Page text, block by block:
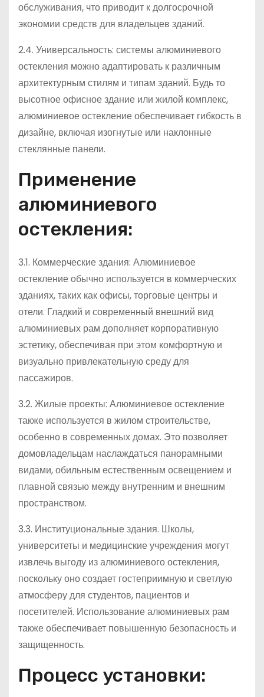
обслуживания, что приводит к долгосрочной
экономии средств для владельцев зданий.
2.4. Универсальность: системы алюминиевого
остекления можно адаптировать к различным
архитектурным стилям и типам зданий. Будь то
высотное офисное здание или жилой комплекс,
алюминиевое остекление обеспечивает гибкость в
дизайне, включая изогнутые или наклонные
стеклянные панели.
Применение
алюминиевого
остекления:
3.1. Коммерческие здания: Алюминиевое
остекление обычно используется в коммерческих
зданиях, таких как офисы, торговые центры и
отели. Гладкий и современный внешний вид
алюминиевых рам дополняет корпоративную
эстетику, обеспечивая при этом комфортную и
визуально привлекательную среду для
пассажиров.
3.2. Жилые проекты: Алюминиевое остекление
также используется в жилом строительстве,
особенно в современных домах. Это позволяет
домовладельцам наслаждаться панорамными
видами, обильным естественным освещением и
плавной связью между внутренним и внешним
пространством.
3.3. Институциональные здания. Школы,
университеты и медицинские учреждения могут
извлечь выгоду из алюминиевого остекления,
поскольку оно создает гостеприимную и светлую
атмосферу для студентов, пациентов и
посетителей. Использование алюминиевых рам
также обеспечивает повышенную безопасность и
защищенность.
Процесс установки: